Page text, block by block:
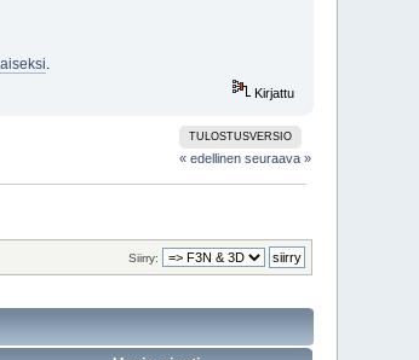
.
Kirjattu
TULOSTUSVERSIO
« edellinen seuraava »
Siirry: